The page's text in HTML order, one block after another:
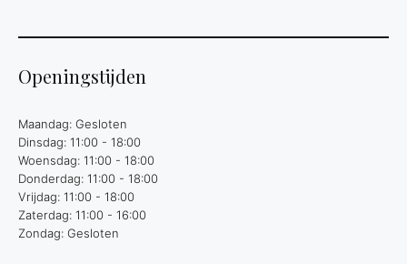
Openingstijden
Maandag: Gesloten
Dinsdag: 11:00 - 18:00
Woensdag: 11:00 - 18:00
Donderdag: 11:00 - 18:00
Vrijdag: 11:00 - 18:00
Zaterdag: 11:00 - 16:00
Zondag: Gesloten